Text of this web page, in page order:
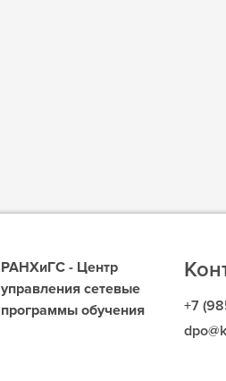
РАНХиГС - Центр
управления сетевые
программы обучения
+7